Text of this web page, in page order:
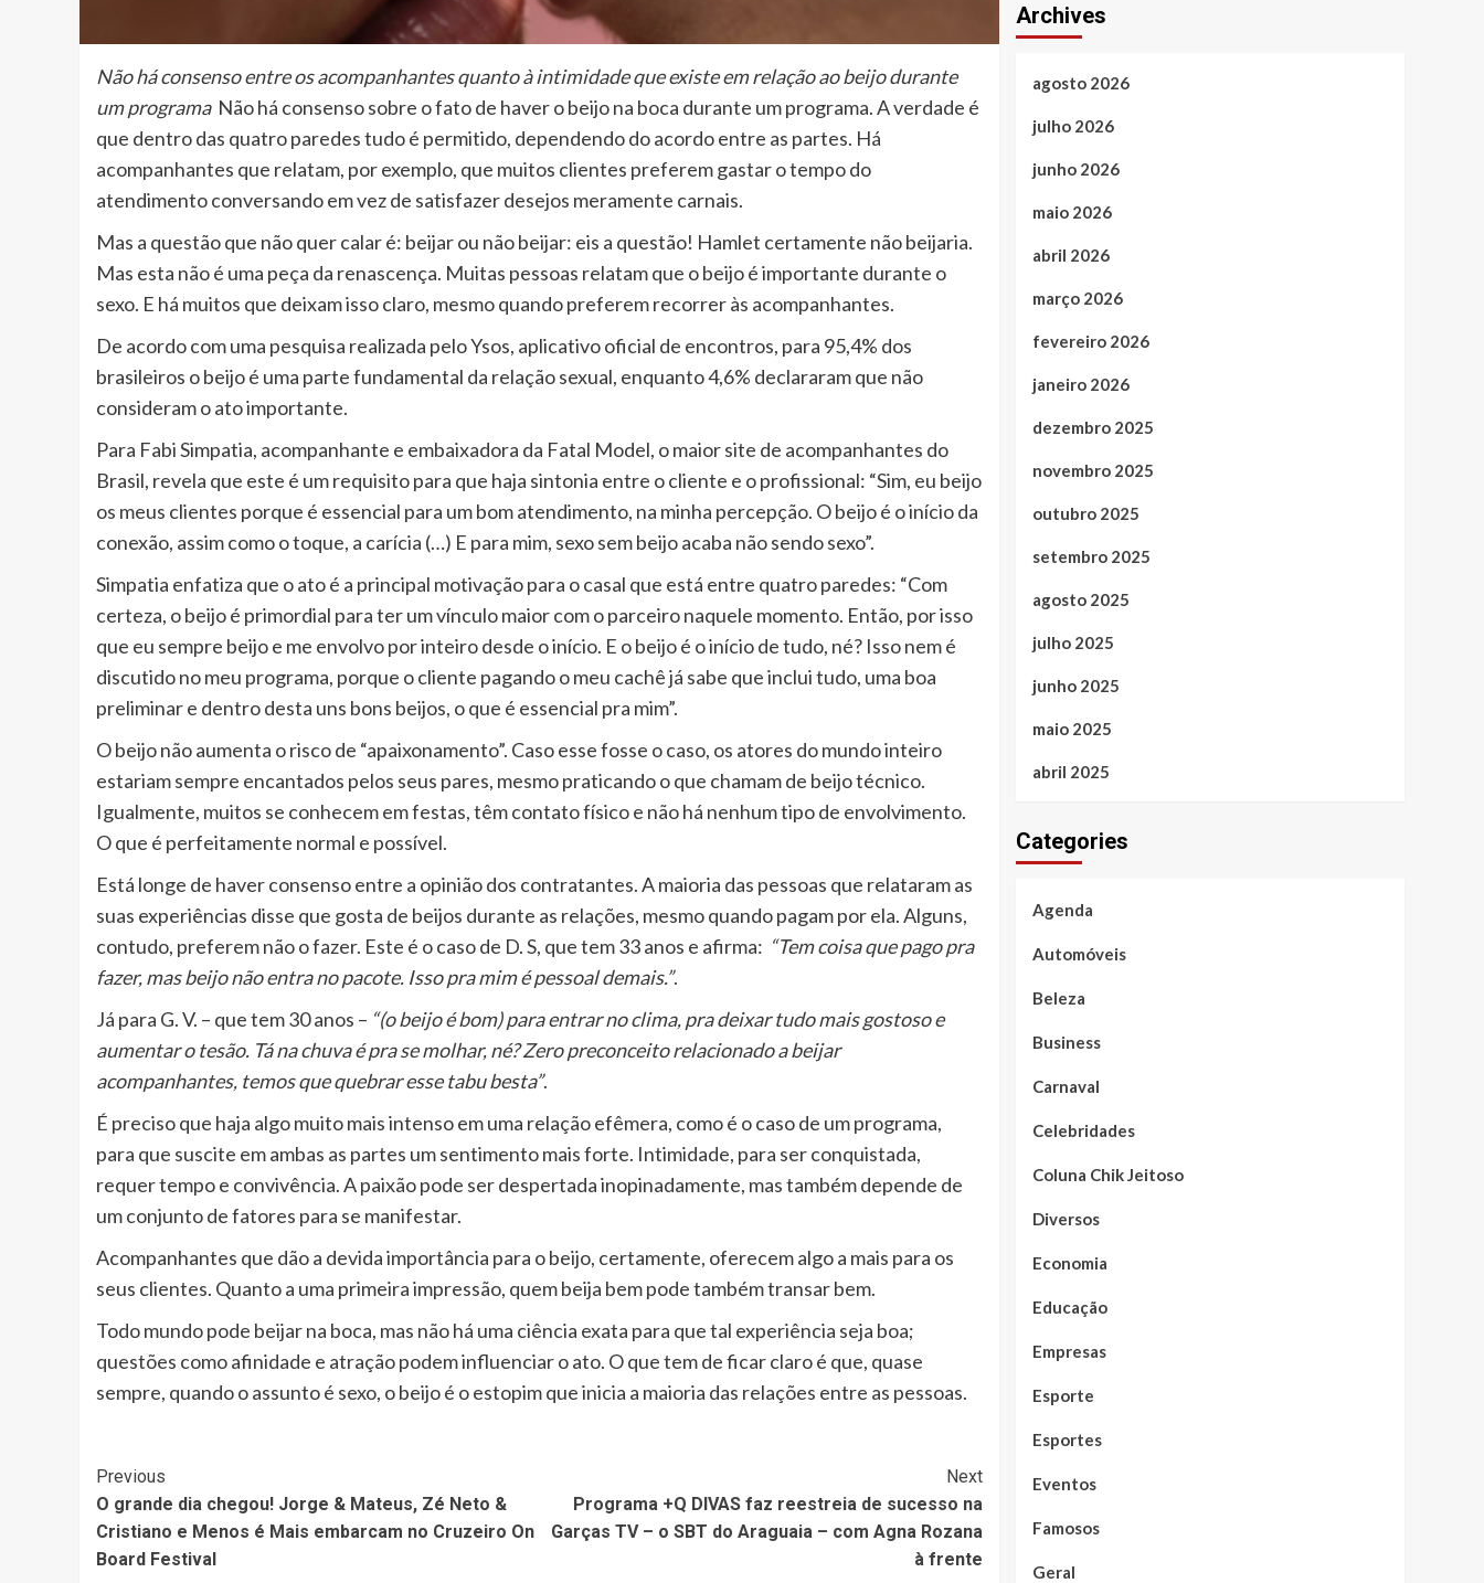
Não há consenso entre os acompanhantes quanto à intimidade que existe em relação ao beijo durante
um programa Não há consenso sobre o fato de haver o beijo na boca durante um programa. A verdade é
que dentro das quatro paredes tudo é permitido, dependendo do acordo entre as partes. Há
acompanhantes que relatam, por exemplo, que muitos clientes preferem gastar o tempo do
atendimento conversando em vez de satisfazer desejos meramente carnais.
Mas a questão que não quer calar é: beijar ou não beijar: eis a questão! Hamlet certamente não beijaria.
Mas esta não é uma peça da renascença. Muitas pessoas relatam que o beijo é importante durante o
sexo. E há muitos que deixam isso claro, mesmo quando preferem recorrer às acompanhantes.
De acordo com uma pesquisa realizada pelo Ysos, aplicativo oficial de encontros, para 95,4% dos
brasileiros o beijo é uma parte fundamental da relação sexual, enquanto 4,6% declararam que não
consideram o ato importante.
Para Fabi Simpatia, acompanhante e embaixadora da Fatal Model, o maior site de acompanhantes do
Brasil, revela que este é um requisito para que haja sintonia entre o cliente e o profissional: “Sim, eu beijo
os meus clientes porque é essencial para um bom atendimento, na minha percepção. O beijo é o início da
conexão, assim como o toque, a carícia (…) E para mim, sexo sem beijo acaba não sendo sexo”.
Simpatia enfatiza que o ato é a principal motivação para o casal que está entre quatro paredes: “Com
certeza, o beijo é primordial para ter um vínculo maior com o parceiro naquele momento. Então, por isso
que eu sempre beijo e me envolvo por inteiro desde o início. E o beijo é o início de tudo, né? Isso nem é
discutido no meu programa, porque o cliente pagando o meu cachê já sabe que inclui tudo, uma boa
preliminar e dentro desta uns bons beijos, o que é essencial pra mim”.
O beijo não aumenta o risco de “apaixonamento”. Caso esse fosse o caso, os atores do mundo inteiro
estariam sempre encantados pelos seus pares, mesmo praticando o que chamam de beijo técnico.
Igualmente, muitos se conhecem em festas, têm contato físico e não há nenhum tipo de envolvimento.
O que é perfeitamente normal e possível.
Está longe de haver consenso entre a opinião dos contratantes. A maioria das pessoas que relataram as
suas experiências disse que gosta de beijos durante as relações, mesmo quando pagam por ela. Alguns,
contudo, preferem não o fazer. Este é o caso de D. S, que tem 33 anos e afirma: “Tem coisa que pago pra
fazer, mas beijo não entra no pacote. Isso pra mim é pessoal demais.”.
Já para G. V. – que tem 30 anos – “(o beijo é bom) para entrar no clima, pra deixar tudo mais gostoso e
aumentar o tesão. Tá na chuva é pra se molhar, né? Zero preconceito relacionado a beijar
acompanhantes, temos que quebrar esse tabu besta”.
É preciso que haja algo muito mais intenso em uma relação efêmera, como é o caso de um programa,
para que suscite em ambas as partes um sentimento mais forte. Intimidade, para ser conquistada,
requer tempo e convivência. A paixão pode ser despertada inopinadamente, mas também depende de
um conjunto de fatores para se manifestar.
Acompanhantes que dão a devida importância para o beijo, certamente, oferecem algo a mais para os
seus clientes. Quanto a uma primeira impressão, quem beija bem pode também transar bem.
Todo mundo pode beijar na boca, mas não há uma ciência exata para que tal experiência seja boa;
questões como afinidade e atração podem influenciar o ato. O que tem de ficar claro é que, quase
sempre, quando o assunto é sexo, o beijo é o estopim que inicia a maioria das relações entre as pessoas.
Post
Navigation
Previous
O grande dia chegou! Jorge & Mateus, Zé Neto &
Cristiano e Menos é Mais embarcam no Cruzeiro On
Board Festival
Next
Programa +Q DIVAS faz reestreia de sucesso na
Garças TV – o SBT do Araguaia – com Agna Rozana
à frente
Archives
agosto 2026
julho 2026
junho 2026
maio 2026
abril 2026
março 2026
fevereiro 2026
janeiro 2026
dezembro 2025
novembro 2025
outubro 2025
setembro 2025
agosto 2025
julho 2025
junho 2025
maio 2025
abril 2025
Categories
Agenda
Automóveis
Beleza
Business
Carnaval
Celebridades
Coluna Chik Jeitoso
Diversos
Economia
Educação
Empresas
Esporte
Esportes
Eventos
Famosos
Geral